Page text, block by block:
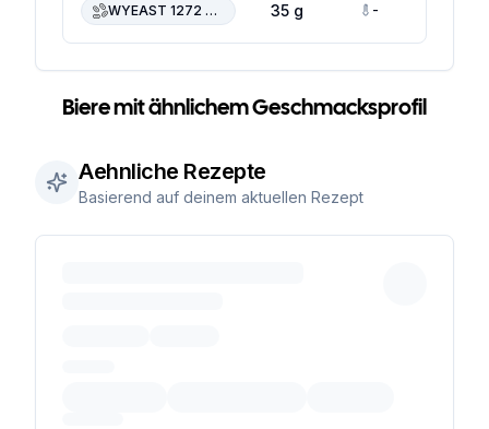
WYEAST 1272 American Ale II 35 g -
Biere mit ähnlichem Geschmacksprofil
Aehnliche Rezepte
Basierend auf deinem aktuellen Rezept